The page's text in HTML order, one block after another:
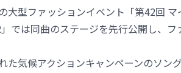
大型ファッションイベント「第42回
では同曲のステージを先行公開し、フ
た気候アクションキャンペーンのソ